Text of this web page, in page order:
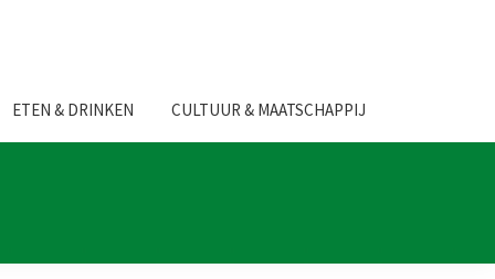
ETEN & DRINKEN CULTUUR & MAATSCHAPPIJ